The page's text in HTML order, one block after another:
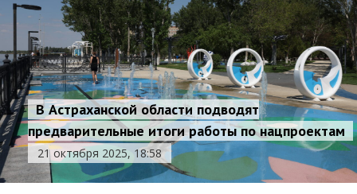
В Астраханской области подводят
предварительные итоги работы по нацпроектам
21 октября 2025, 18:58